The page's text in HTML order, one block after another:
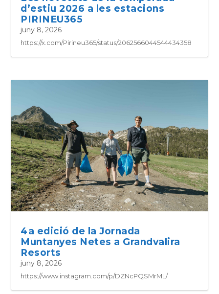
d’estiu 2026 a les estacions
PIRINEU365
juny 8, 2026
https://x.com/Pirineu365/status/2062566044544434358
4a edició de la Jornada
Muntanyes Netes a Grandvalira
Resorts
juny 8, 2026
https://www.instagram.com/p/DZNcPQSMrML/